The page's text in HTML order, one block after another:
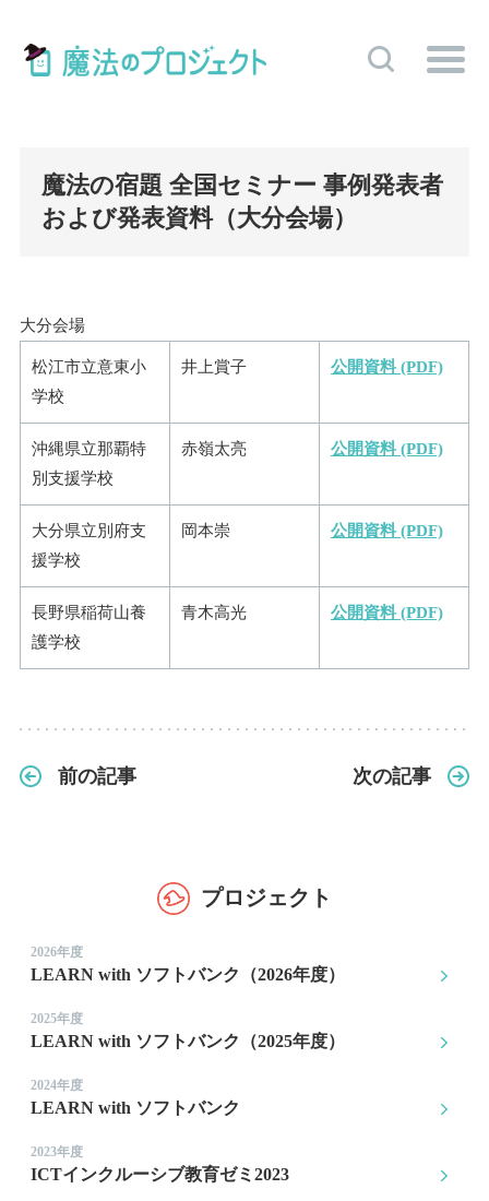
魔法の宿題 全国セミナー 事例発表者
および発表資料（大分会場）
大分会場
松江市立意東小
学校
井上賞子 公開資料 (PDF)
沖縄県立那覇特
別支援学校
赤嶺太亮 公開資料 (PDF)
大分県立別府支
援学校
岡本崇 公開資料 (PDF)
長野県稲荷山養
護学校
青木高光 公開資料 (PDF)
前の記事 次の記事
プロジェクト
2026年度
LEARN with ソフトバンク（2026年度）
2025年度
LEARN with ソフトバンク（2025年度）
2024年度
LEARN with ソフトバンク
2023年度
ICTインクルーシブ教育ゼミ2023